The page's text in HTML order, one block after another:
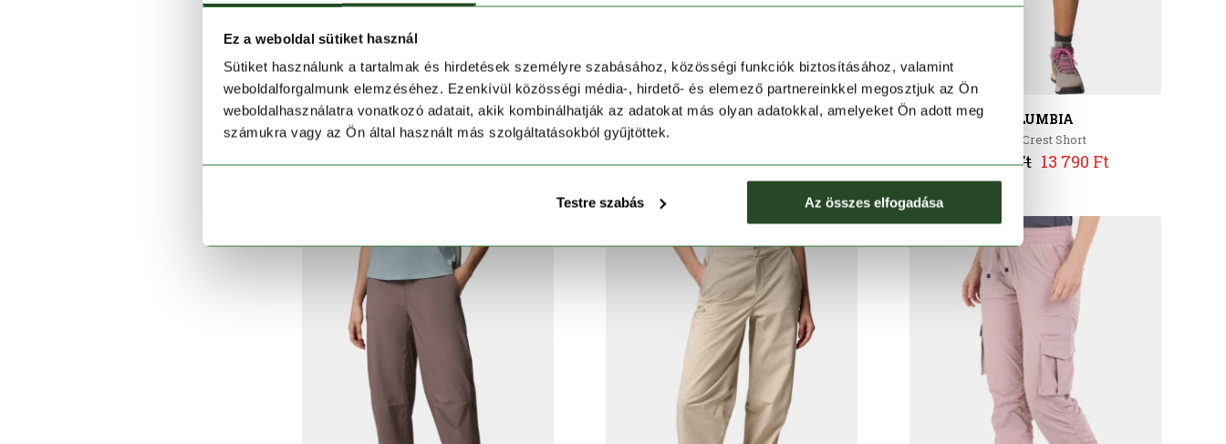
Ez a weboldal sütiket használ
Sütiket használunk a tartalmak és hirdetések személyre szabásához, közösségi funkciók biztosításához, valamint
weboldalforgalmunk elemzéséhez. Ezenkívül közösségi média-, hirdető- és elemező partnereinkkel megosztjuk az Ön
weboldalhasználatra vonatkozó adatait, akik kombinálhatják az adatokat más olyan adatokkal, amelyeket Ön adott meg
számukra vagy az Ön által használt más szolgáltatásokból gyűjtöttek.
Testre szabás Az összes elfogadása
COLUMBIA
Cedar Crest Pant
29 990 Ft 23 990 Ft
COLUMBIA
29 990 Ft 23 990 Ft
COLUMBIA
Cedar Crest Short
22 990 Ft 13 790 Ft